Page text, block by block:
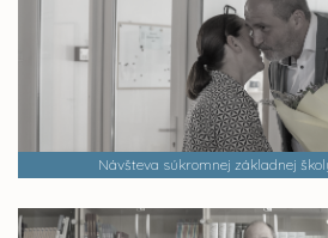
Návšteva súkromnej základnej